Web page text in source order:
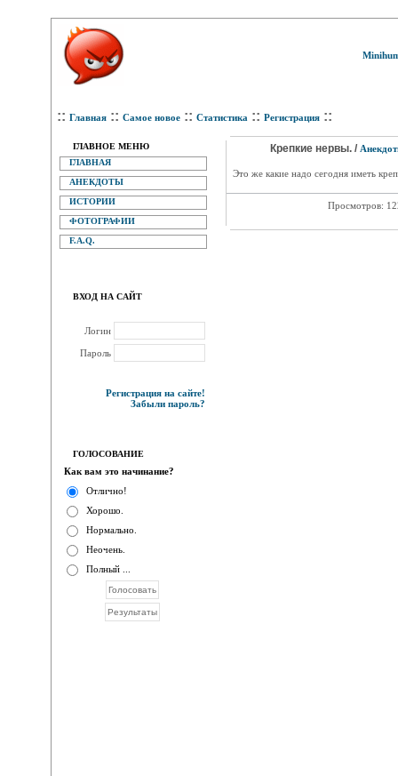
:: Главная :: Самое новое :: Статистика :: Регистрация ::
ГЛАВНОЕ МЕНЮ
ГЛАВНАЯ
АНЕКДОТЫ
ИСТОРИИ
ФОТОГРАФИИ
F.A.Q.
ВХОД НА САЙТ
Логин
Пароль
Регистрация на сайте!
Забыли пароль?
ГОЛОСОВАНИЕ
Как вам это начинание?
Отлично!
Хорошо.
Нормально.
Неочень.
Полный ...
Крепкие нервы. /
Это же какие надо сегодня иметь
Просмотров: